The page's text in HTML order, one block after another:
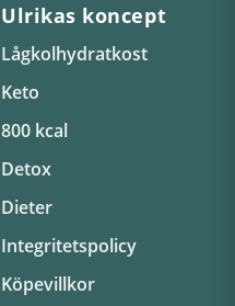
Ulrikas koncept
Lågkolhydratkost
Keto
800 kcal
Detox
Dieter
Integritetspolicy
Köpevillkor